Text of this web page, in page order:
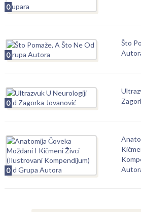
0
0
Što
0
0